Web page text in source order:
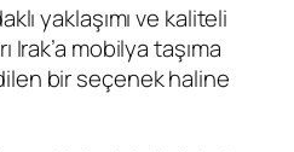
yaklaşımı ve kaliteli
Irak’a mobilya taşıma
bir seçenek haline